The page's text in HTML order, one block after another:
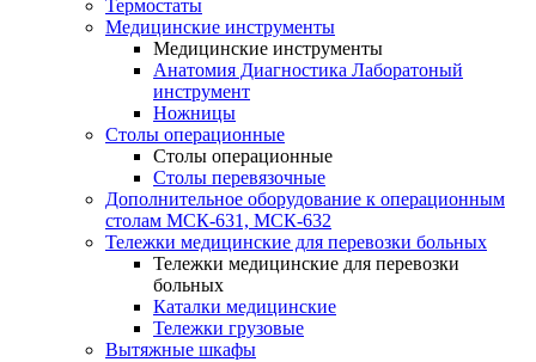
Термостаты
Медицинские инструменты
Медицинские инструменты
Анатомия Диагностика Лаборатоный
инструмент
Ножницы
Столы операционные
Столы операционные
Столы перевязочные
Дополнительное оборудование к операционным
столам МСК-631, МСК-632
Тележки медицинские для перевозки больных
Тележки медицинские для перевозки
больных
Каталки медицинские
Тележки грузовые
Вытяжные шкафы